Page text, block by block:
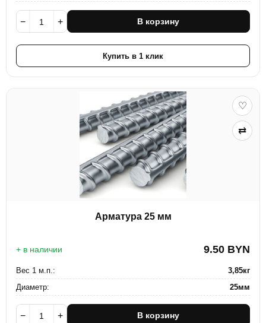
− + В корзину
Купить в 1 клик
♡
⇄
Арматура 25 мм
+ в наличии 9.50 BYN
Вес 1 м.п.:
3,85кг
Диаметр:
25мм
− + В корзину